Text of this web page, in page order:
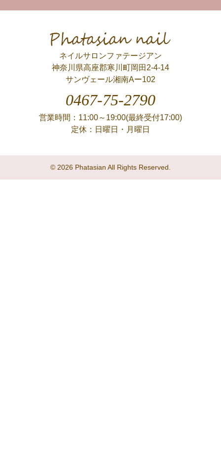
Phatasian nail
ネイルサロンファテージアン
神奈川県高座郡寒川町岡田2-4-14
サンヴェール湘南Aー102
0467-75-2790
営業時間：11:00～19:00(最終受付17:00)
定休：日曜日・月曜日
© 2026 Phatasian All Rights Reserved.